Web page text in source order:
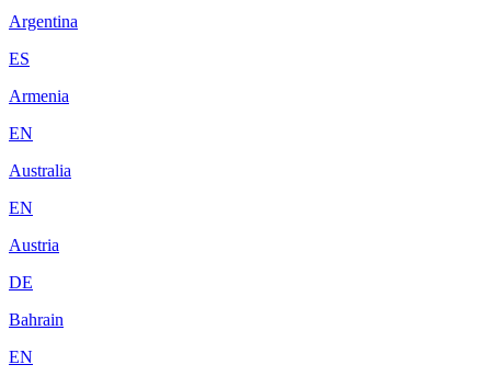
Argentina
ES
Armenia
EN
Australia
EN
Austria
DE
Bahrain
EN